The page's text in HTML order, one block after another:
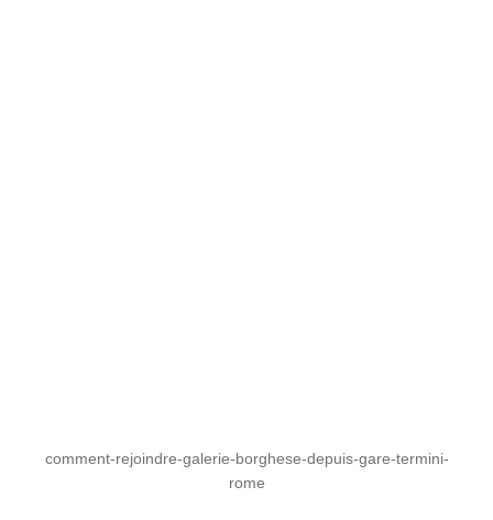
comment-rejoindre-galerie-borghese-depuis-gare-termini-
rome